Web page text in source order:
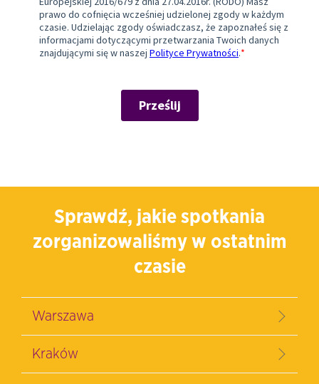
Sprawdź, jakie spotkania
zorganizowaliśmy w ostatnim
czasie
Warszawa
Kraków